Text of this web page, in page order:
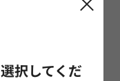
択してくだ